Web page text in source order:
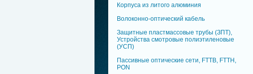
Корпуса из литого алюминия
Волоконно-оптический кабель
Защитные пластмассовые трубы (ЗПТ),
Устройства смотровые полиэтиленовые
(УСП)
Пассивные оптические сети, FTTB, FTTH,
PON